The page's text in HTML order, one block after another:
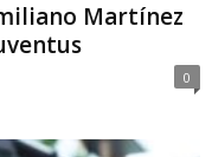
Martínez
0